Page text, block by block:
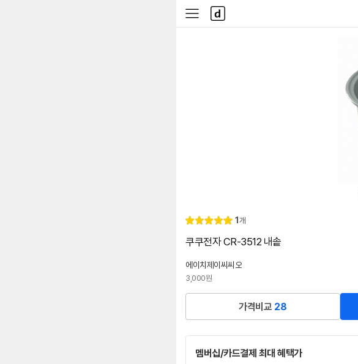
사
이
다
나
와
별
5.
리
1 개
쿠쿠전자 CR-3512 내솥
에이치제이씨씨오네
페
이
3,000원
가격비교 28
멤버십/카드결제 최대 혜택가